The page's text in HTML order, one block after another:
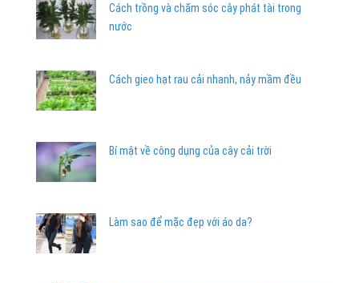
Cách trồng và chăm sóc cây phát tài trong
nước
Cách gieo hạt rau cải nhanh, nảy mầm đều
Bí mật về công dụng của cây cải trời
Làm sao để mặc đẹp với áo da?